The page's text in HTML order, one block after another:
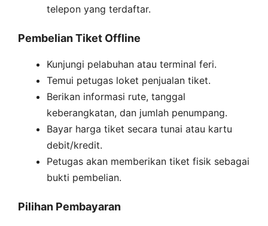
telepon yang terdaftar.
Pembelian Tiket Offline
Kunjungi pelabuhan atau terminal feri.
Temui petugas loket penjualan tiket.
Berikan informasi rute, tanggal
keberangkatan, dan jumlah penumpang.
Bayar harga tiket secara tunai atau kartu
debit/kredit.
Petugas akan memberikan tiket fisik sebagai
bukti pembelian.
Pilihan Pembayaran